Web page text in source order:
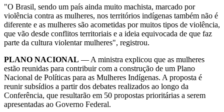
"O Brasil, sendo um país ainda muito machista, marcado por
violência contra as mulheres, nos territórios indígenas também não é
diferente e as mulheres são acometidas por muitos tipos de violência,
que vão desde conflitos territoriais e a ideia equivocada de que faz
parte da cultura violentar mulheres", registrou.
PLANO NACIONAL — A ministra explicou que as mulheres
estão reunidas para contribuir com a construção de um Plano
Nacional de Políticas para as Mulheres Indígenas. A proposta é
reunir subsídios a partir dos debates realizados ao longo da
Conferência, que resultarão em 50 propostas prioritárias a serem
apresentadas ao Governo Federal.